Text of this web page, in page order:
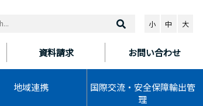
資料請求 お問い合わせ
地域連携
国際交流・安全保障輸出管
理
小 中 大